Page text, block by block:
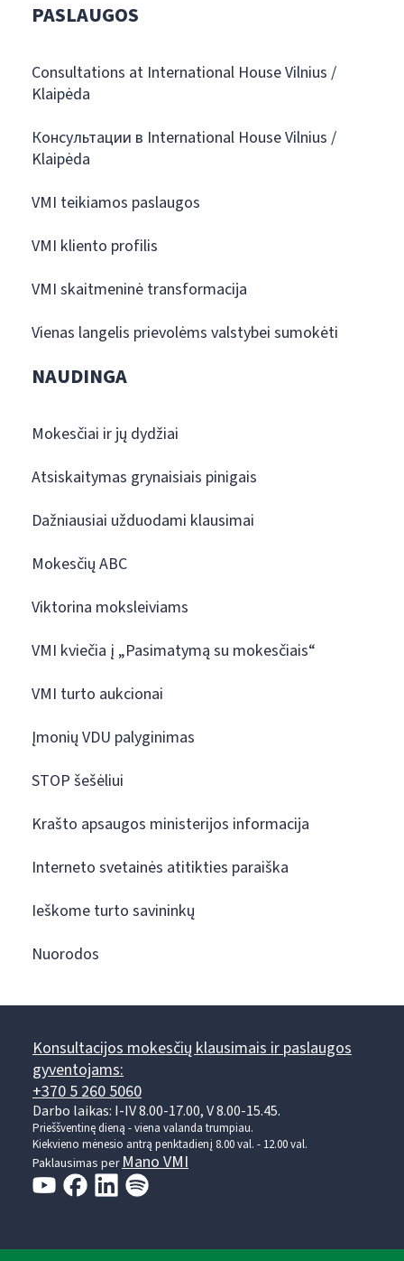
PASLAUGOS
Consultations at International House Vilnius /
Klaipėda
Консультации в International House Vilnius /
Klaipėda
VMI teikiamos paslaugos
VMI kliento profilis
VMI skaitmeninė transformacija
Vienas langelis prievolėms valstybei sumokėti
NAUDINGA
Mokesčiai ir jų dydžiai
Atsiskaitymas grynaisiais pinigais
Dažniausiai užduodami klausimai
Mokesčių ABC
Viktorina moksleiviams
VMI kviečia į „Pasimatymą su mokesčiais“
VMI turto aukcionai
Įmonių VDU palyginimas
STOP šešėliui
Krašto apsaugos ministerijos informacija
Interneto svetainės atitikties paraiška
Ieškome turto savininkų
Nuorodos
Konsultacijos mokesčių klausimais ir paslaugos
gyventojams:
+370 5 260 5060
Darbo laikas: I-IV 8.00-17.00, V 8.00-15.45.
Prieššventinę dieną - viena valanda trumpiau.
Kiekvieno mėnesio antrą penktadienį 8.00 val. - 12.00 val.
Paklausimas perMano VMI